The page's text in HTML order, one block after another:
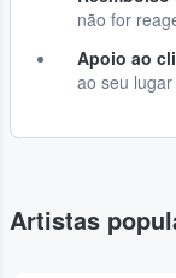
não for
Apoio ao
ao seu lugar
Artistas